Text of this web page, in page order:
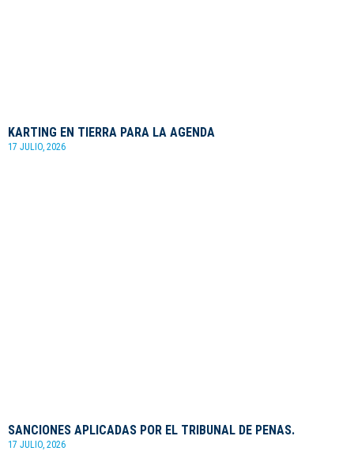
KARTING EN TIERRA PARA LA AGENDA
17 JULIO, 2026
SANCIONES APLICADAS POR EL TRIBUNAL DE PENAS.
17 JULIO, 2026